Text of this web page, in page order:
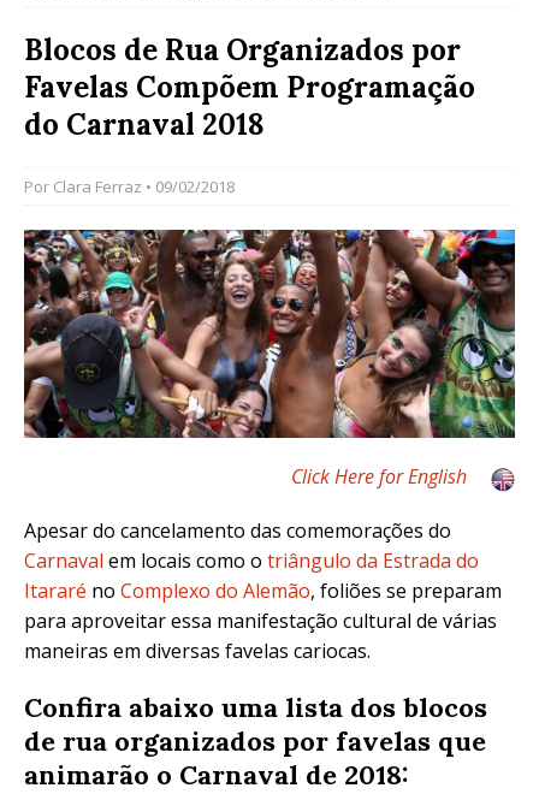
Blocos de Rua Organizados por
Favelas Compõem Programação
do Carnaval 2018
Por Clara Ferraz • 09/02/2018
Click Here for English
Apesar do cancelamento das comemorações do
Carnaval em locais como o triângulo da Estrada do
Itararé no Complexo do Alemão, foliões se preparam
para aproveitar essa manifestação cultural de várias
maneiras em diversas favelas cariocas.
Confira abaixo uma lista dos blocos
de rua organizados por favelas que
animarão o Carnaval de 2018: